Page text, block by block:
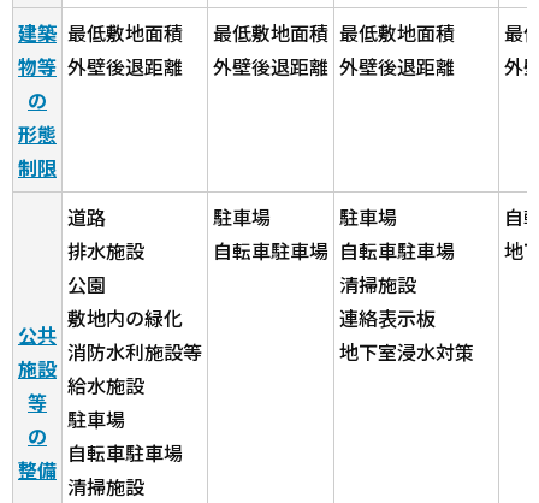
建築
物等
の
形態
制限
最低敷地面積
外壁後退距離
最低敷地面積
外壁後退距離
最低敷地面積
外壁後退距離
最
外
公共
施設
等
の
整備
道路
排水施設
公園
敷地内の緑化
消防水利施設等
給水施設
駐車場
自転車駐車場
清掃施設
駐車場
自転車駐車場
駐車場
自転車駐車場
清掃施設
連絡表示板
地下室浸水対策
自
地